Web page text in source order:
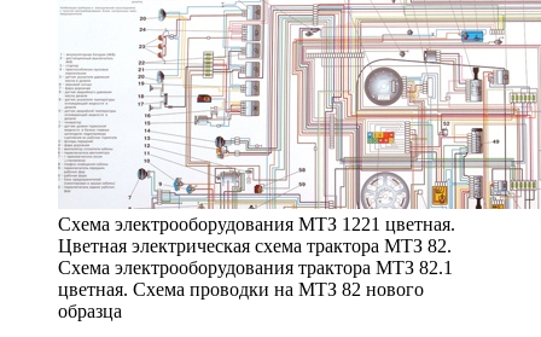
Схема электрооборудования МТЗ 1221 цветная.
Цветная электрическая схема трактора МТЗ 82.
Схема электрооборудования трактора МТЗ 82.1
цветная. Схема проводки на МТЗ 82 нового
образца